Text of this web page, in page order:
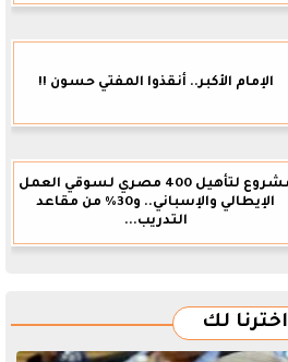
الإمام الأكبر.. أنقذوا المفتي حسون !!
مشروع لتأهيل 400 مصري لسوقي العمل
الإيطالي والإسباني.. و30% من مقاعد
التدريب...
اخترنا لك